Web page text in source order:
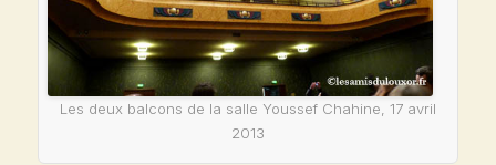
Les deux balcons de la salle Youssef Chahine, 17 avril
2013